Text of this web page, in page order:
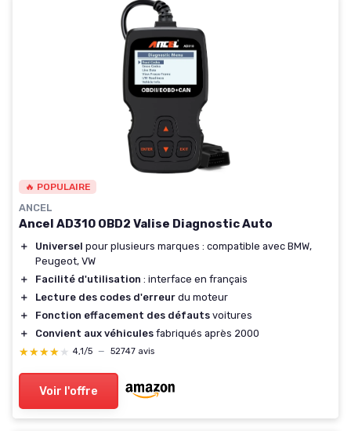
🔥 POPULAIRE
ANCEL
Ancel AD310 OBD2 Valise Diagnostic Auto
＋ Universel pour plusieurs marques : compatible avec BMW,
Peugeot, VW
＋
Facilité d'utilisation : interface en français
＋
Lecture des codes d'erreur du moteur
＋
Fonction effacement des défauts voitures
＋
Convient aux véhicules fabriqués après 2000
★★★★★
★★★★★ 4,1/5 — 52747 avis
Voir l'offre